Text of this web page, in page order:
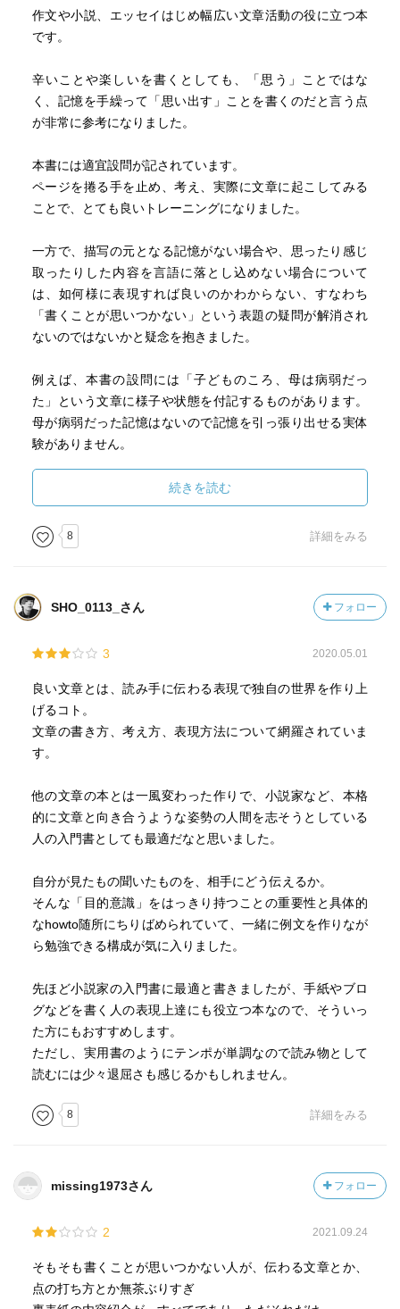
作文や小説、エッセイはじめ幅広い文章活動の役に立つ本
です。
辛いことや楽しいを書くとしても、「思う」ことではな
く、記憶を手繰って「思い出す」ことを書くのだと言う点
が非常に参考になりました。
本書には適宜設問が記されています。
ページを捲る手を止め、考え、実際に文章に起こしてみる
ことで、とても良いトレーニングになりました。
一方で、描写の元となる記憶がない場合や、思ったり感じ
取ったりした内容を言語に落とし込めない場合について
は、如何様に表現すれば良いのかわからない、すなわち
「書くことが思いつかない」という表題の疑問が解消され
ないのではないかと疑念を抱きました。
例えば、本書の設問には「子どものころ、母は病弱だっ
た」という文章に様子や状態を付記するものがあります。
母が病弱だった記憶はないので記憶を引っ張り出せる実体
験がありません。
ージして情景を描写しました。
実体験にせよ本を読むにせよ、何らかの経験や文体を自身
の記憶として蓄積していくことが文章を書く上で肝要なの
しなりの答えです。
続きを読む
8 詳細をみる
SHO_0113_さん フォロー
3 2020.05.01
良い文章とは、読み手に伝わる表現で独自の世界を作り上
げるコト。
文章の書き方、考え方、表現方法について網羅されていま
す。
他の文章の本とは一風変わった作りで、小説家など、本格
的に文章と向き合うような姿勢の人間を志そうとしている
人の入門書としても最適だなと思いました。
自分が見たもの聞いたものを、相手にどう伝えるか。
そんな「目的意識」をはっきり持つことの重要性と具体的
なhowto随所にちりばめられていて、一緒に例文を作りなが
ら勉強できる構成が気に入りました。
先ほど小説家の入門書に最適と書きましたが、手紙やブロ
グなどを書く人の表現上達にも役立つ本なので、そういっ
た方にもおすすめします。
ただし、実用書のようにテンポが単調なので読み物として
読むには少々退屈さも感じるかもしれません。
8 詳細をみる
missing1973さん フォロー
2 2021.09.24
そもそも書くことが思いつかない人が、伝わる文章とか、
点の打ち方とか無茶ぶりすぎ